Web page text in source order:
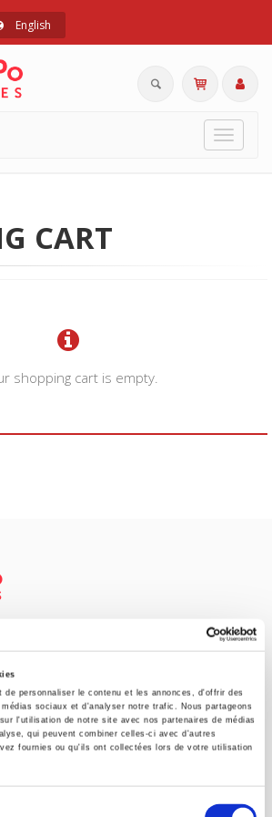
de personnaliser le contenu et les annonces, d'offrir des
sociaux et d'analyser notre trafic. Nous partageons
l'utilisation de notre site avec nos partenaires de médias
qui peuvent combiner celles-ci avec d'autres
fournies ou qu'ils ont collectées lors de votre utilisation
English
Toggle
CART
shopping cart is empty.
PRESS has a threefold role: to publish
reference works for student use, and to
debate.